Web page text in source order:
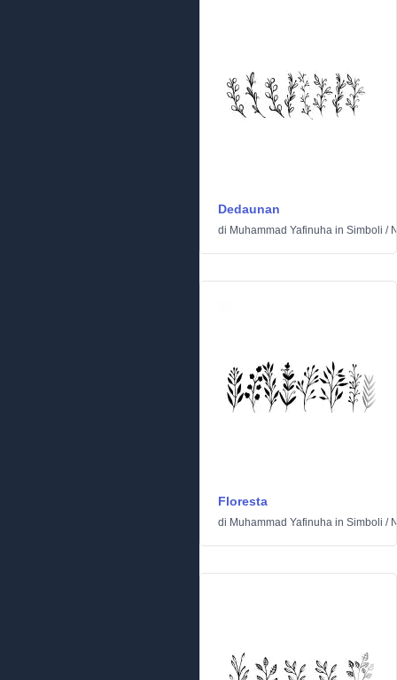
Dedaunan
di Muhammad Yafinuha in Simboli /
Floresta
di Muhammad Yafinuha in Simboli /